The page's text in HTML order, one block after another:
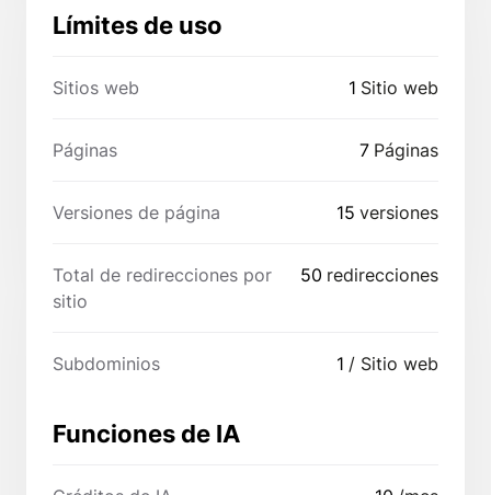
Límites de uso
Sitios web 1 Sitio web
Páginas 7 Páginas
Versiones de página 15 versiones
Total de redirecciones por
sitio
50 redirecciones
Subdominios 1 / Sitio web
Funciones de IA